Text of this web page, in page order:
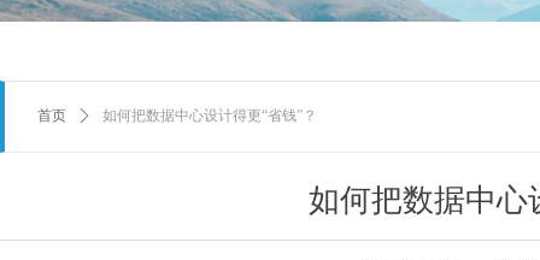
如何把数据中心
首页 ꄲ 如何把数据中心设计得更“省钱”？